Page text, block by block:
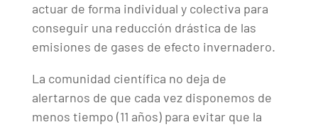
actuar de forma individual y colectiva para
conseguir una reducción drástica de las
emisiones de gases de efecto invernadero.
La comunidad científica no deja de
alertarnos de que cada vez disponemos de
menos tiempo (11 años) para evitar que la